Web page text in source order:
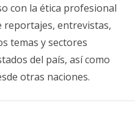
con la ética profesional
reportajes, entrevistas,
temas y sectores
del país, así como
otras naciones.